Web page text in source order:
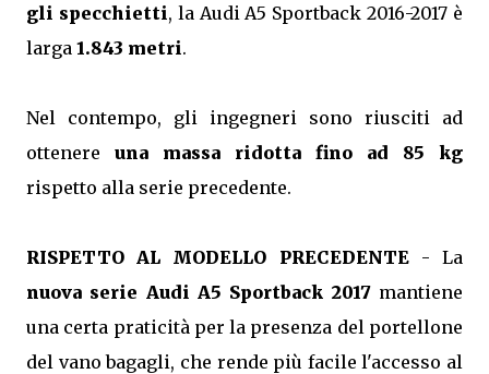
gli specchietti, la Audi A5 Sportback 2016-2017 è
larga 1.843 metri.
Nel contempo, gli ingegneri sono riusciti ad
ottenere una massa ridotta fino ad 85 kg
rispetto alla serie precedente.
RISPETTO AL MODELLO PRECEDENTE - La
nuova serie Audi A5 Sportback 2017mantiene
una certa praticità per la presenza del portellone
del vano bagagli, che rende più facile l'accesso al